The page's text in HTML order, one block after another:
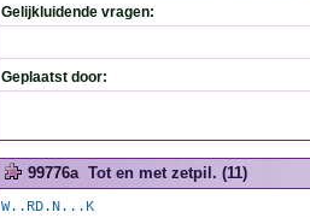
Gelijkluidende vragen:
Geplaatst door:
99776a Tot en met zetpil. (11)
W..RD.N...K